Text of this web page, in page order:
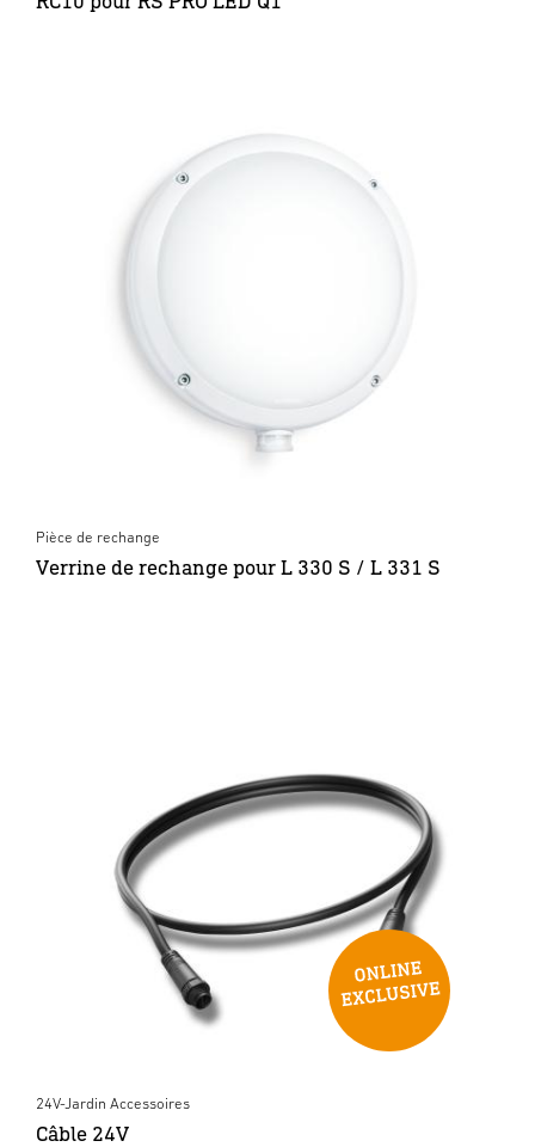
Pièce de rechange
Verrine de rechange pour L 330 S / L 331 S
24V-Jardin Accessoires
Câble 24V